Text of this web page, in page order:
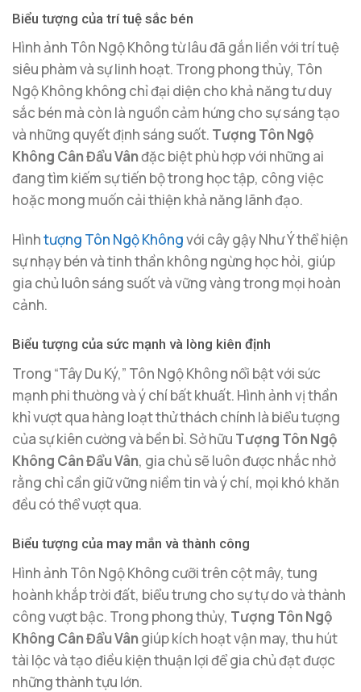
Biểu tượng của trí tuệ sắc bén
Hình ảnh Tôn Ngộ Không từ lâu đã gắn liền với trí tuệ
siêu phàm và sự linh hoạt. Trong phong thủy, Tôn
Ngộ Không không chỉ đại diện cho khả năng tư duy
sắc bén mà còn là nguồn cảm hứng cho sự sáng tạo
và những quyết định sáng suốt. Tượng Tôn Ngộ
Không Cân Đẩu Vânđặc biệt phù hợp với những ai
đang tìm kiếm sự tiến bộ trong học tập, công việc
hoặc mong muốn cải thiện khả năng lãnh đạo.
Hìnhtượng Tôn Ngộ Khôngvới cây gậy Như Ý thể hiện
sự nhạy bén và tinh thần không ngừng học hỏi, giúp
gia chủ luôn sáng suốt và vững vàng trong mọi hoàn
cảnh.
Biểu tượng của sức mạnh và lòng kiên định
Trong “Tây Du Ký,” Tôn Ngộ Không nổi bật với sức
mạnh phi thường và ý chí bất khuất. Hình ảnh vị thần
khỉ vượt qua hàng loạt thử thách chính là biểu tượng
của sự kiên cường và bền bỉ. Sở hữu Tượng Tôn Ngộ
Không Cân Đẩu Vân, gia chủ sẽ luôn được nhắc nhở
rằng chỉ cần giữ vững niềm tin và ý chí, mọi khó khăn
đều có thể vượt qua.
Biểu tượng của may mắn và thành công
Hình ảnh Tôn Ngộ Không cưỡi trên cột mây, tung
hoành khắp trời đất, biểu trưng cho sự tự do và thành
công vượt bậc. Trong phong thủy, Tượng Tôn Ngộ
Không Cân Đẩu Vângiúp kích hoạt vận may, thu hút
tài lộc và tạo điều kiện thuận lợi để gia chủ đạt được
những thành tựu lớn.